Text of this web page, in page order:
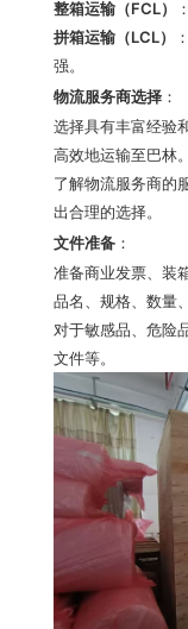
整箱运输（FCL）
拼箱运输（LCL）
强。
物流服务商选择 ：
选择具有丰富经验
高效地运输至巴林。
了解物流服务商的
出合理的选择。
文件准备 ：
准备商业发票、装
品名、规格、数量
对于敏感品、危险
文件等。